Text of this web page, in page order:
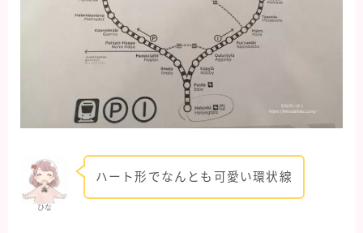
ひな
ハート形でなんとも可愛い環状線